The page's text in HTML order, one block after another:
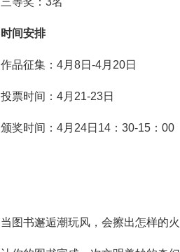
时间安排
作品征集：4月8日-4月20日
投票时间：4月21-23日
颁奖时间：4月24日14：30-15：00
当图书邂逅潮玩风，会擦出怎样的火